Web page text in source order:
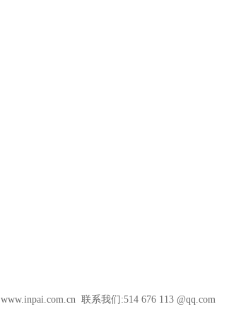
www.inpai.com.cn 联系我们:514 676 113 @qq.com